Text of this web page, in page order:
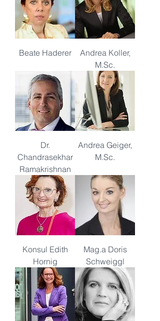
Beate Haderer
Andrea Koller,
M.Sc.
Dr.
Chandrasekhar
Ramakrishnan
Andrea Geiger,
M.Sc.
Konsul Edith
Hornig
Mag.a Doris
Schweiggl